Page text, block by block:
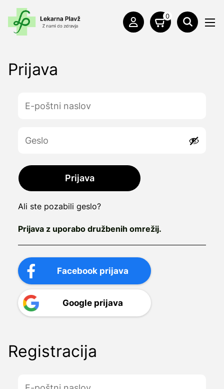
0
Prijava
Prijava
Ali ste pozabili geslo?
Prijava z uporabo družbenih omrežij.
Facebook prijava
Google prijava
Registracija